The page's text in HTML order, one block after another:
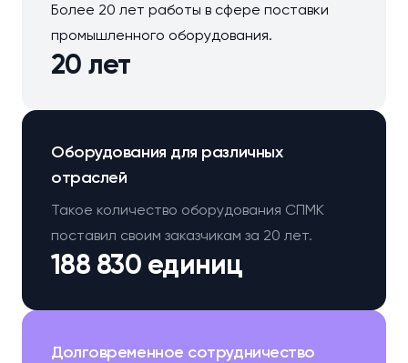
20 лет
Более 20 лет работы в сфере поставки
промышленного оборудования.
188 830 единиц
Оборудования для различных
отраслей
Такое количество оборудования СПМК
поставил своим заказчикам за 20 лет.
Долговременное сотрудничество